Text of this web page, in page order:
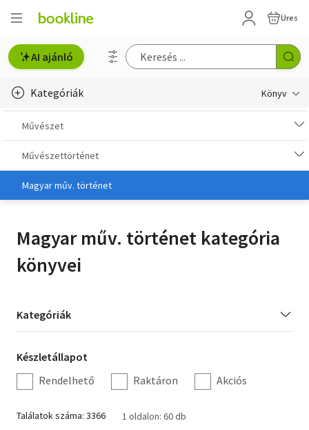
Üres
AI ajánló
Kategóriák Könyv
Életmód, egészség
Erotika
Gyermek- és ifjúsági
Irodalom
Művészet
Szótár, nyelvkönyv
Tankönyv, segédkönyv
Társadalomtudomány
Természettudomány
Művészet
Művészettörténet
Magyar műv. történet
Magyar műv. történet kategória
könyvei
Kategória
szűrés
Kategóriák
Készletállapot
szűrés
Készletállapot
Rendelhető
Raktáron Akciós
Találatok száma: 3366 1 oldalon: 60 db